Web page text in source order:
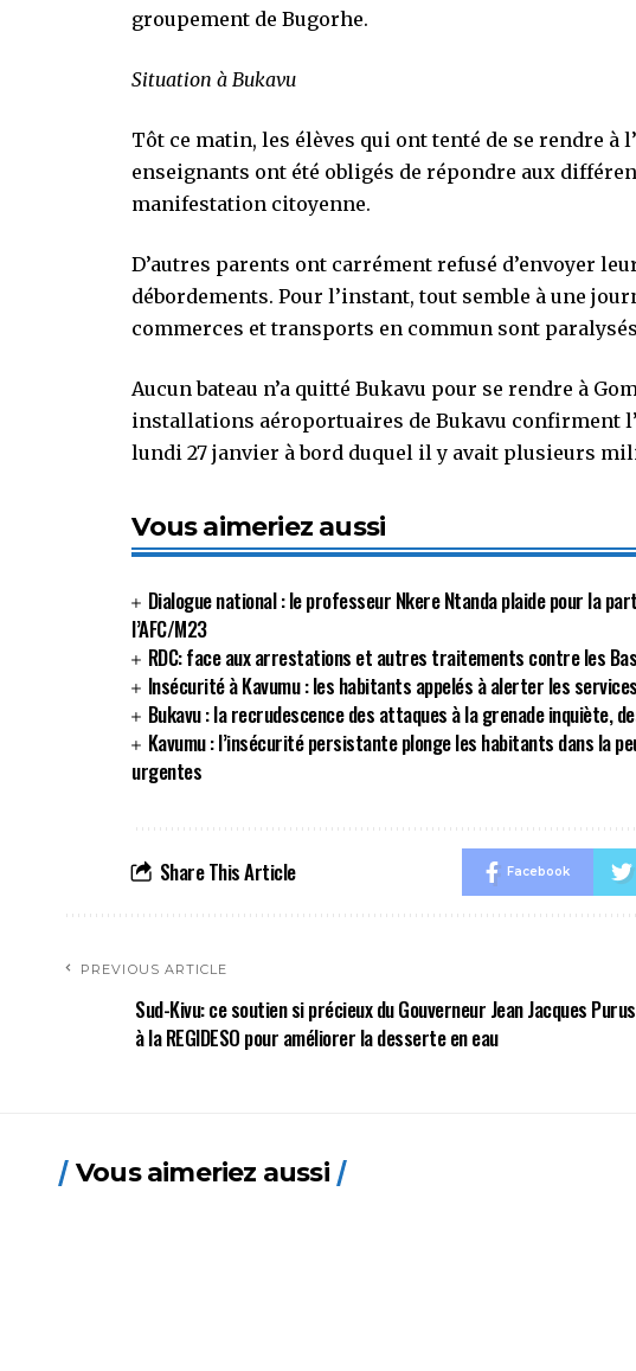
groupement de Bugorhe.
Situation à Bukavu
Tôt ce matin, les élèves qui ont tenté de se rendre à
enseignants ont été obligés de répondre aux
manifestation citoyenne.
D’autres parents ont carrément refusé d’envoyer
débordements. Pour l’instant, tout semble à une
commerces et transports en commun sont
Aucun bateau n’a quitté Bukavu pour se rendre à
installations aéroportuaires de Bukavu confirment
lundi 27 janvier à bord duquel il y avait plusieurs
Vous aimeriez aussi
Dialogue national : le professeur Nkere Ntanda plaide pour la
l’AFC/M23
RDC: face aux arrestations et autres traitements contre les
Insécurité à Kavumu : les habitants appelés à alerter les
Bukavu : la recrudescence des attaques à la grenade inquiète,
Kavumu : l’insécurité persistante plonge les habitants dans la
urgentes
Share This Article Facebook
PREVIOUS ARTICLE
Sud-Kivu: ce soutien si précieux du Gouverneur Jean Jacques
à la REGIDESO pour améliorer la desserte en eau
Vous aimeriez aussi